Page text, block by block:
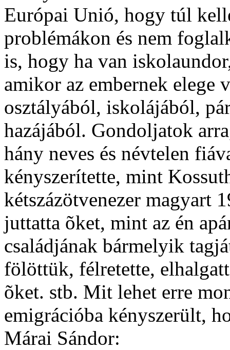
Európai Unió, hogy túl
problémákon és nem
is, hogy ha van
amikor az embernek elege
osztályából, iskolájából,
hazájából. Gondoljatok
hány neves és névtelen
kényszerítette, mint
kétszázötvenezer magyart
juttatta õket, mint az én
családjának bármelyik
fölöttük, félretette,
õket. stb. Mit lehet erre
emigrációba kényszerült,
Márai Sándor: